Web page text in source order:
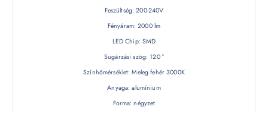
Feszültség: 200-240V
Fényáram: 2000 lm
LED Chip: SMD
Sugárzási szög: 120 °
Színhőmérséklet: Meleg fehér 3000K
Anyaga: alumínium
Forma: négyzet